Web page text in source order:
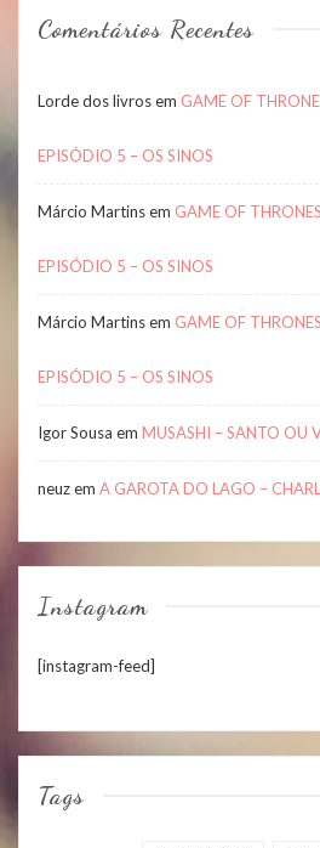
Comentários Recentes
Lorde dos livrosem GAME OF
EPISÓDIO 5 – OS SINOS
Márcio Martinsem GAME OF
EPISÓDIO 5 – OS SINOS
Márcio Martinsem GAME OF
EPISÓDIO 5 – OS SINOS
Igor Sousa em MUSASHI – SANTO OU
neuzem A GAROTA DO LAGO –
Instagram
[instagram-feed]
Tags